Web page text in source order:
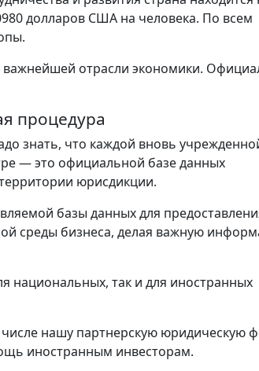
долларов США на человека. По всем
отрасли экономики.
процедура
знать, что каждой вновь
— это официальной базе данных
юрисдикции.
базы данных для
среды бизнеса, делая важную
национальных, так и для иностранных
нашу партнерскую юридическую
иностранным инвесторам.